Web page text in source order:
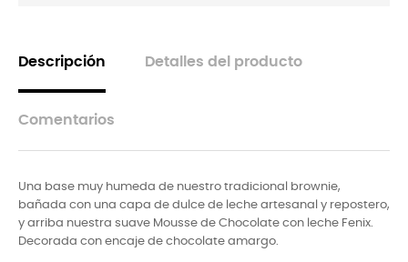
Descripción Detalles del producto
Comentarios
Una base muy humeda de nuestro tradicional brownie,
bañada con una capa de dulce de leche artesanal y repostero,
y arriba nuestra suave Mousse de Chocolate con leche Fenix.
Decorada con encaje de chocolate amargo.